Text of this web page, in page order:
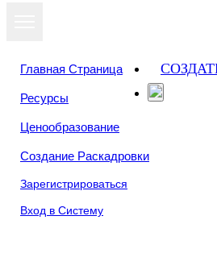
Главная Страница
Ресурсы
Ценообразование
Создание Раскадровки
Зарегистрироваться
Вход в Систему